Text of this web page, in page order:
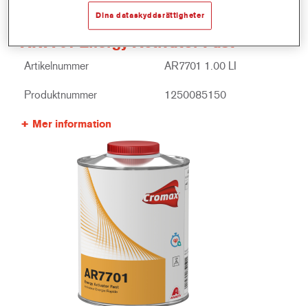
AR7701 Energy Activator Fast
Artikelnummer AR7701 1.00 LI
Produktnummer 1250085150
Mer information
Dina dataskyddsrättigheter